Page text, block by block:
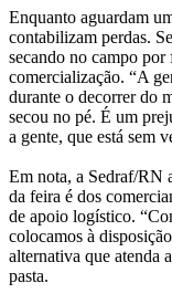
Enquanto aguardam
contabilizam perdas.
secando no campo por
comercialização. “A
durante o decorrer do
secou no pé. É um
a gente, que está sem
Em nota, a Sedraf/RN
da feira é dos
de apoio logístico.
colocamos à
alternativa que atenda
pasta.